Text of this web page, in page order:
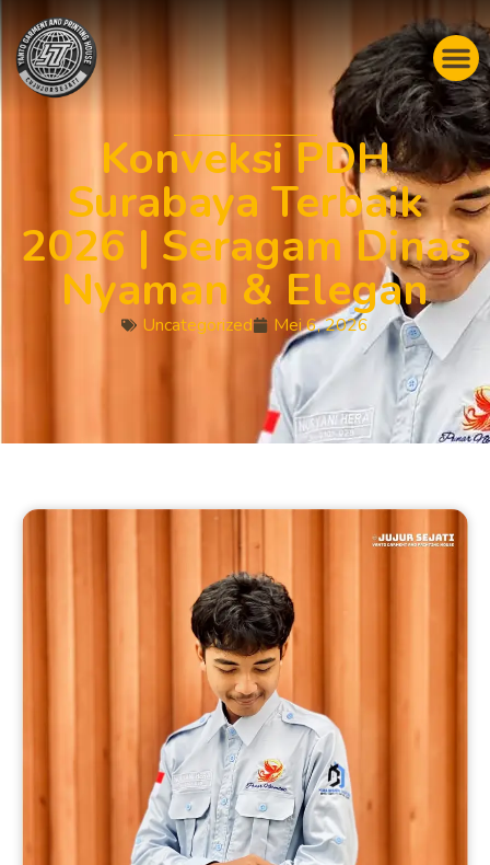
Konveksi PDH
Surabaya Terbaik
2026 | Seragam Dinas
Nyaman & Elegan
Uncategorized Mei 6, 2026